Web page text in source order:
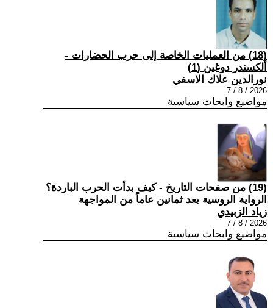
(18) من العمليات الخاصة إلى حرب الحضارات -
ألكسندر دوغين (1)
نورالدين علاك الاسفي
2026 / 8 / 7
مواضيع وابحاث سياسية
(19) من صفحات التاريخ - كيف بدأت الحرب الباردة؟
الرواية الروسية بعد ثمانين عاماً من المواجهة
زياد الزبيدي
2026 / 8 / 7
مواضيع وابحاث سياسية